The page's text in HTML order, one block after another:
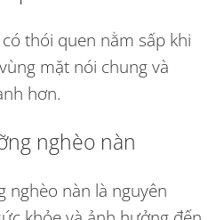
thói quen nằm sấp khi
mặt nói chung và
hơn.
nghèo nàn
nghèo nàn là nguyên